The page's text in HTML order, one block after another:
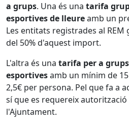
a grups. Una és una tarifa
esportives de lleureamb un
Les entitats registrades al
del 50% d'aquest import.
L'altra és una tarifa per a
esportivesamb un mínim de
2,5€ per persona. Pel que fa a
sí que es requereix
l'Ajuntament.